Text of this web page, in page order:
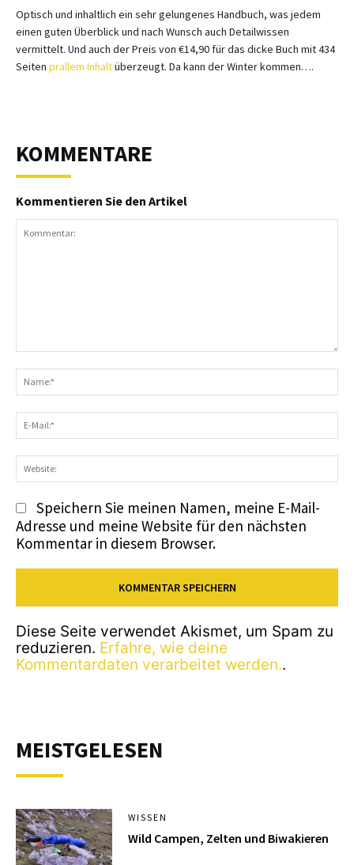
Optisch und inhaltlich ein sehr gelungenes Handbuch, was jedem
einen guten Überblick und nach Wunsch auch Detailwissen
vermittelt. Und auch der Preis von €14,90 für das dicke Buch mit 434
Seiten prallem Inhaltüberzeugt. Da kann der Winter kommen….
KOMMENTARE
Kommentieren Sie den Artikel
Speichern Sie meinen Namen, meine E-Mail-
Adresse und meine Website für den nächsten
Kommentar in diesem Browser.
Diese Seite verwendet Akismet, um Spam zu
reduzieren. Erfahre, wie deine
Kommentardaten verarbeitet werden..
MEISTGELESEN
WISSEN
Wild Campen, Zelten und Biwakieren